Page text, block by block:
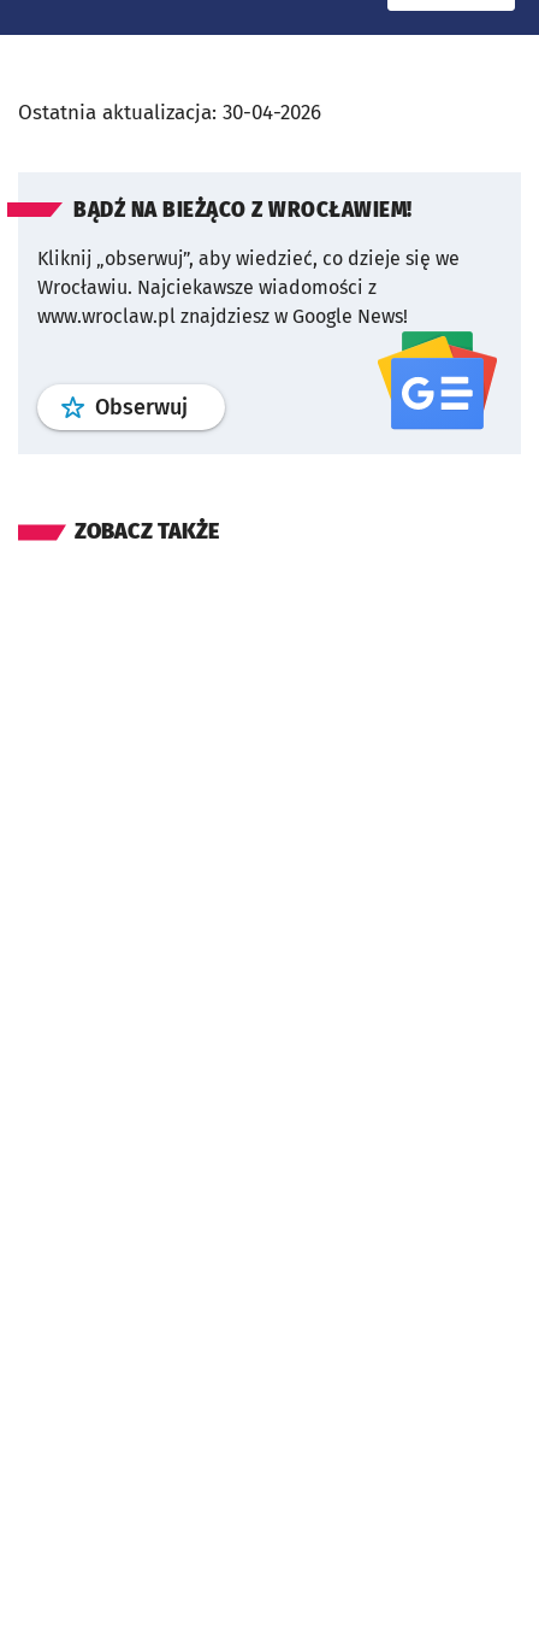
Ostatnia aktualizacja: 30-04-2026
BĄDŹ NA BIEŻĄCO Z WROCŁAWIEM!
Kliknij „obserwuj”, aby wiedzieć, co dzieje się we
Wrocławiu. Najciekawsze wiadomości z
www.wroclaw.pl znajdziesz w Google News!
Obserwuj profil serwisu
ZOBACZ TAKŻE